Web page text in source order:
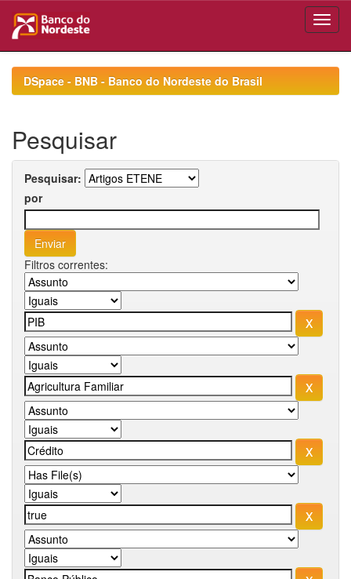
navigationDSpace - BNB - Banco do Nordeste do Brasil
Pesquisar
Pesquisar:
por
Filtros correntes: